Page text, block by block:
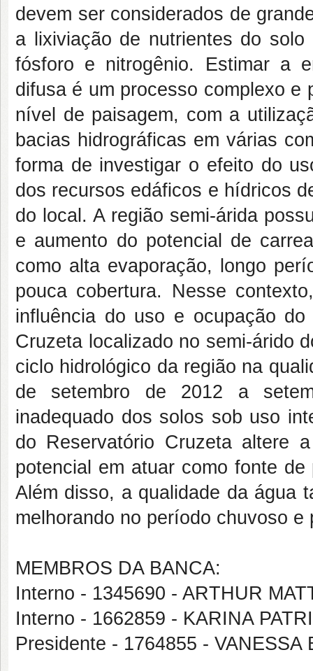
devem ser considerados de
a lixiviação de nutrientes do
fósforo e nitrogênio. Estimar a
difusa é um processo complexo e
nível de paisagem, com a
bacias hidrográficas em várias
forma de investigar o efeito do
dos recursos edáficos e hídricos
do local. A região semi-árida
e aumento do potencial de
como alta evaporação, longo
pouca cobertura. Nesse
influência do uso e ocupação
Cruzeta localizado no semi-árido
ciclo hidrológico da região na
de setembro de 2012 a
inadequado dos solos sob uso
do Reservatório Cruzeta altere
potencial em atuar como fonte
Além disso, a qualidade da água
melhorando no período chuvoso
MEMBROS DA BANCA:
Interno - 1345690 - ARTHUR
Interno - 1662859 - KARINA
Presidente - 1764855 - VANESSA